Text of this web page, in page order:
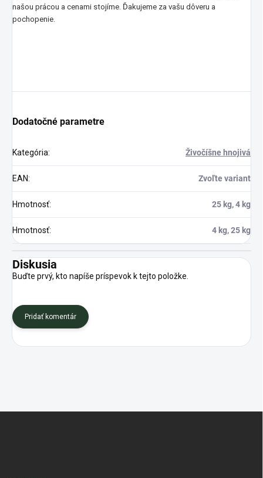
našou prácou a cenami stojíme. Ďakujeme za vašu dôveru a
pochopenie.
Dodatočné parametre
Kategória: Živočíšne hnojivá
EAN: Zvoľte variant
Hmotnosť: 25 kg, 4 kg
Hmotnosť: 4 kg, 25 kg
Diskusia
Buďte prvý, kto napíše príspevok k tejto položke.
Pridať komentár